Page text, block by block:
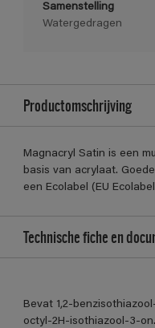
Samenstelling
Watergedragen
Productomschrijving
Magnacryl Satin is een
basis van acrylaat.
een Ecolabel (EU
Technische fiche en
Bevat 1,2-
octyl-2H-isothiazool-3-